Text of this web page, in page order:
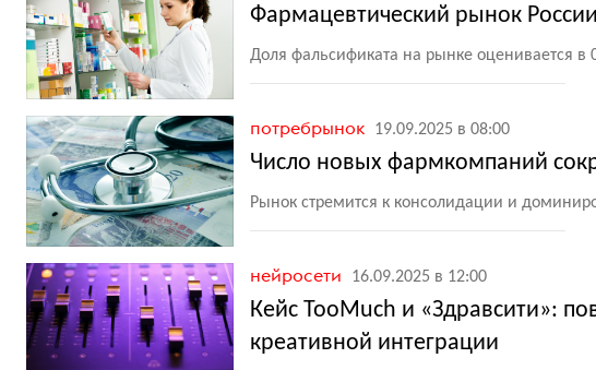
Фармацевтический рынок
Доля фальсификата на рынке оценивается в
потребрынок 19.09.2025 в 08:00
Число новых фармкомпаний
Рынок стремится к консолидации и
нейросети 16.09.2025 в 12:00
Кейс TooMuch и «Здравсити»:
креативной интеграции